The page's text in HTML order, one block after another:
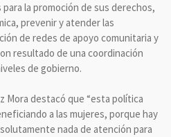
la promoción de sus derechos,
prevenir y atender las
de redes de apoyo comunitaria y
resultado de una coordinación
de gobierno.
Mora destacó que “esta política
a las mujeres, porque hay
nada de atención para